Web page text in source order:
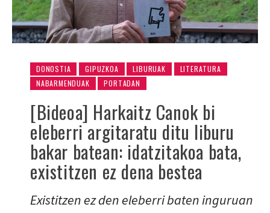
DONOSTIA GIPUZKOA LIBURUAK
LITERATURA
NABARMENDUAK
PORTADAN
[Bideoa] Harkaitz Canok bi
eleberri argitaratu ditu liburu
bakar batean: idatzitakoa bata,
existitzen ez dena bestea
Existitzen ez den eleberri baten inguruan